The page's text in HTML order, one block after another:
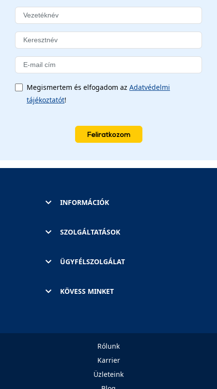
Megismertem és elfogadom az Adatvédelmi
tájékoztatót!
Feliratkozom
INFORMÁCIÓK
SZOLGÁLTATÁSOK
ÜGYFÉLSZOLGÁLAT
KÖVESS MINKET
Rólunk
Karrier
Üzleteink